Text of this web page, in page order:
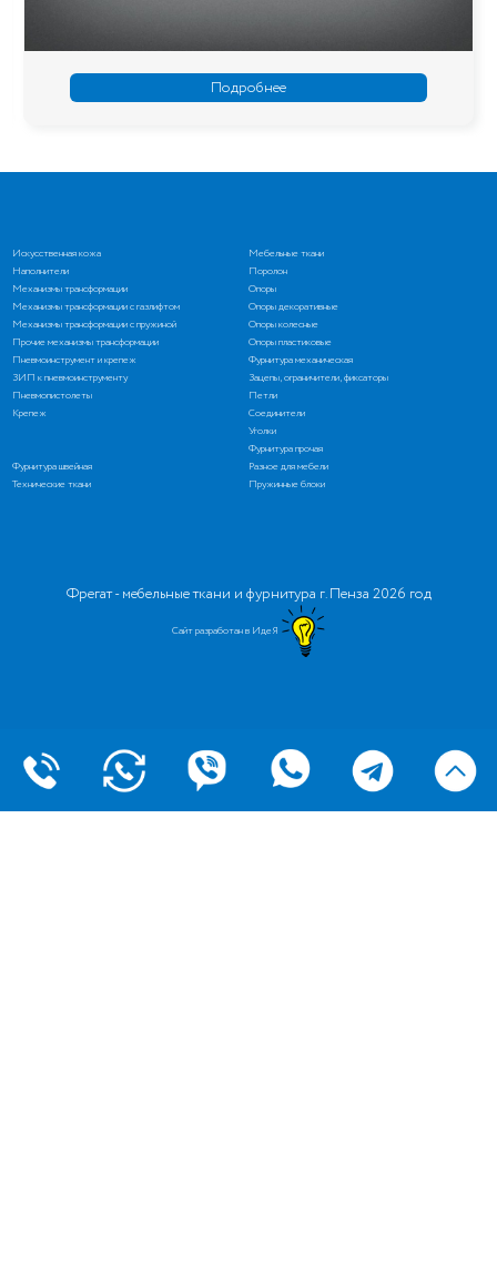
Подробнее
Искусственная кожа
Мебельные ткани
Наполнители
Поролон
Механизмы трансформации
Механизмы трансформации с газлифтом
Механизмы трансформации с пружиной
Прочие механизмы трансформации
Опоры
Опоры декоративные
Опоры колесные
Опоры пластиковые
Пневмоинструмент и крепеж
ЗИП к пневмоинструменту
Пневмопистолеты
Крепеж
Фурнитура механическая
Зацепы, ограничители, фиксаторы
Петли
Соединители
Уголки
Фурнитура прочая
Фурнитура швейная
Разное для мебели
Технические ткани
Пружинные блоки
Фрегат - мебельные ткани и фурнитура г. Пенза 2026 год
Сайт разработан в ИдеЯ